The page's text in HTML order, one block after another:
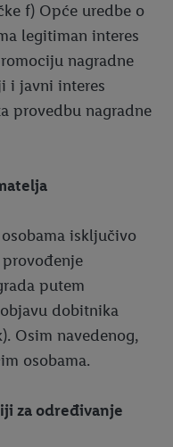
f) Opće uredbe o
legitiman interes
nagradne
i javni interes
provedbu nagradne
isključivo
putem
dobitnika
Osim navedenog,
osobama.
za određivanje